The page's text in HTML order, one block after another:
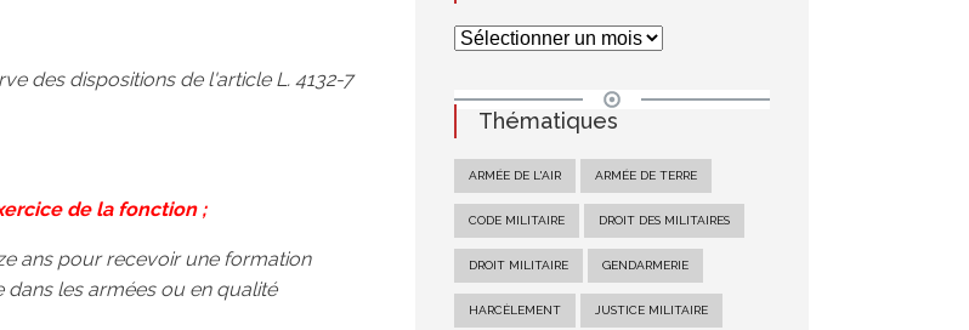
des dispositions de l'article L. 4132-7
de la fonction ;
ans pour recevoir une formation
les armées ou en qualité
Thématiques
ARMÉE DE L'AIR ARMÉE DE TERRE
CODE MILITAIRE DROIT DES MILITAIRES
DROIT MILITAIRE GENDARMERIE
HARCÈLEMENT JUSTICE MILITAIRE